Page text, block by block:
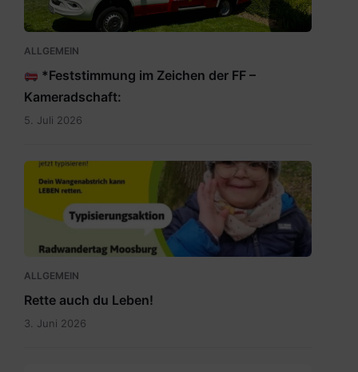
ALLGEMEIN
*Feststimmung im Zeichen der FF –
Kameradschaft:
5. Juli 2026
Rette
auch
du
ALLGEMEIN
Rette auch du Leben!
3. Juni 2026